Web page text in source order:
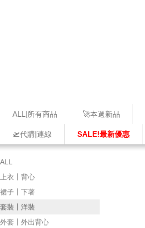
ALL|所有商品 🚀本週新品
🛫代購|連線 SALE!最新優惠
ALL
上衣┃背心
裙子┃下著
套裝┃洋裝
外套┃外出背心